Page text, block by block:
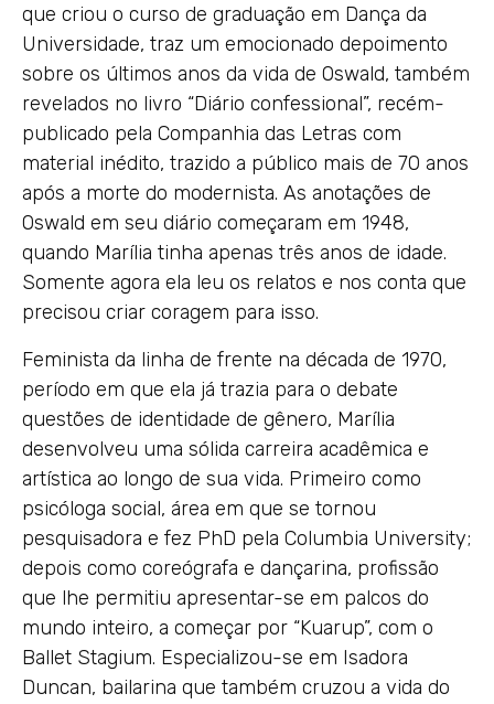
que criou o curso de graduação em Dança da
Universidade, traz um emocionado depoimento
sobre os últimos anos da vida de Oswald, também
revelados no livro “Diário confessional”, recém-
publicado pela Companhia das Letras com
material inédito, trazido a público mais de 70 anos
após a morte do modernista. As anotações de
Oswald em seu diário começaram em 1948,
quando Marília tinha apenas três anos de idade.
Somente agora ela leu os relatos e nos conta que
precisou criar coragem para isso.
Feminista da linha de frente na década de 1970,
período em que ela já trazia para o debate
questões de identidade de gênero, Marília
desenvolveu uma sólida carreira acadêmica e
artística ao longo de sua vida. Primeiro como
psicóloga social, área em que se tornou
pesquisadora e fez PhD pela Columbia University;
depois como coreógrafa e dançarina, profissão
que lhe permitiu apresentar-se em palcos do
mundo inteiro, a começar por “Kuarup”, com o
Ballet Stagium. Especializou-se em Isadora
Duncan, bailarina que também cruzou a vida do